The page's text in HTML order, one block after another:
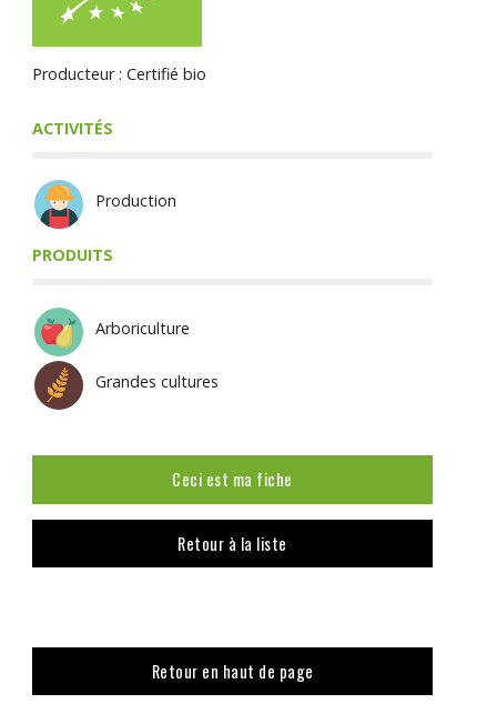
Producteur : Certifié bio
ACTIVITÉS
Production
PRODUITS
Arboriculture
Grandes cultures
Ceci est ma fiche
Retour à la liste
Retour en haut de page